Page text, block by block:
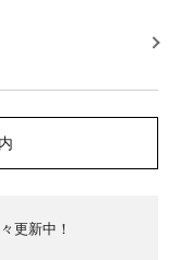
更新中！